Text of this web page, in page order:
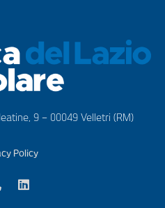
9 – 00049 Velletri (RM)
Policy